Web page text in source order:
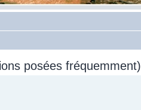
posées fréquemment)